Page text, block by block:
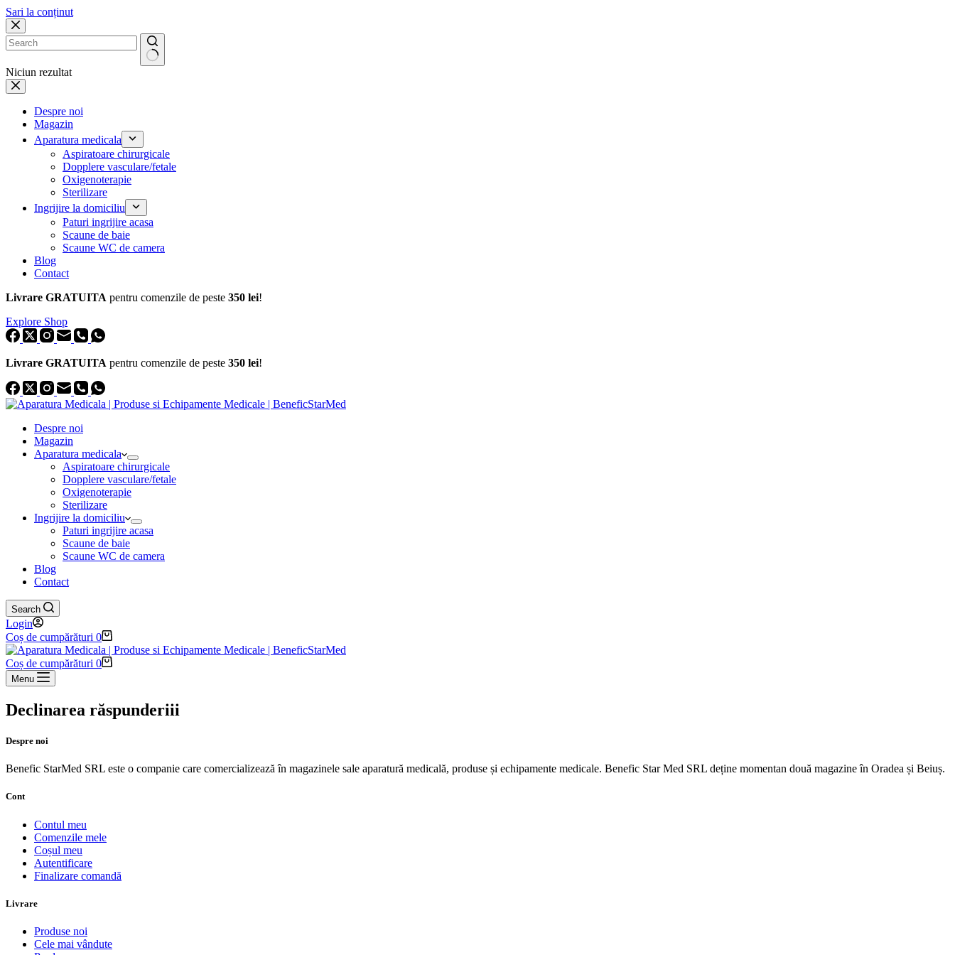
Sari la conținut
Niciun rezultat
Despre noi
Magazin
Aparatura medicala
Aspiratoare chirurgicale
Dopplere vasculare/fetale
Oxigenoterapie
Sterilizare
Ingrijire la domiciliu
Paturi ingrijire acasa
Scaune de baie
Scaune WC de camera
Blog
Contact
Livrare GRATUITA pentru comenzile de peste 350 lei!
Explore Shop
Livrare GRATUITA pentru comenzile de peste 350 lei!
Despre noi
Magazin
Aparatura medicala
Aspiratoare chirurgicale
Dopplere vasculare/fetale
Oxigenoterapie
Sterilizare
Ingrijire la domiciliu
Paturi ingrijire acasa
Scaune de baie
Scaune WC de camera
Blog
Contact
Search
Login
Coș de cumpărături 0
Coș de cumpărături 0
Menu
Declinarea răspunderiii
Despre noi
Benefic StarMed SRL este o companie care comercializează în magazinele sale aparatură medicală, produse și echipamente medicale. Benefic Star Med SRL deține momentan două magazine în Oradea și Beiuș.
Cont
Contul meu
Comenzile mele
Coșul meu
Autentificare
Finalizare comandă
Livrare
Produse noi
Cele mai vândute